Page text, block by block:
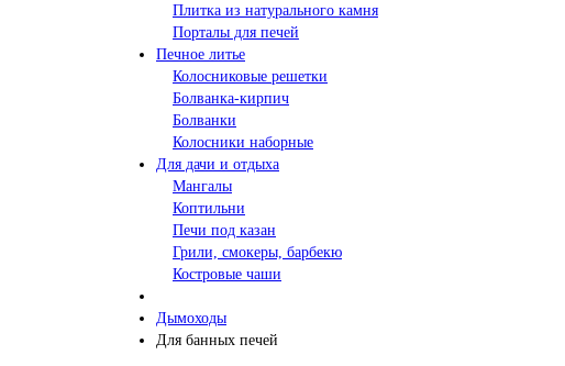
Плитка из натурального камня
Порталы для печей
Печное литье
Колосниковые решетки
Болванка-кирпич
Болванки
Колосники наборные
Для дачи и отдыха
Мангалы
Коптильни
Печи под казан
Грили, смокеры, барбекю
Костровые чаши
Дымоходы
Для банных печей